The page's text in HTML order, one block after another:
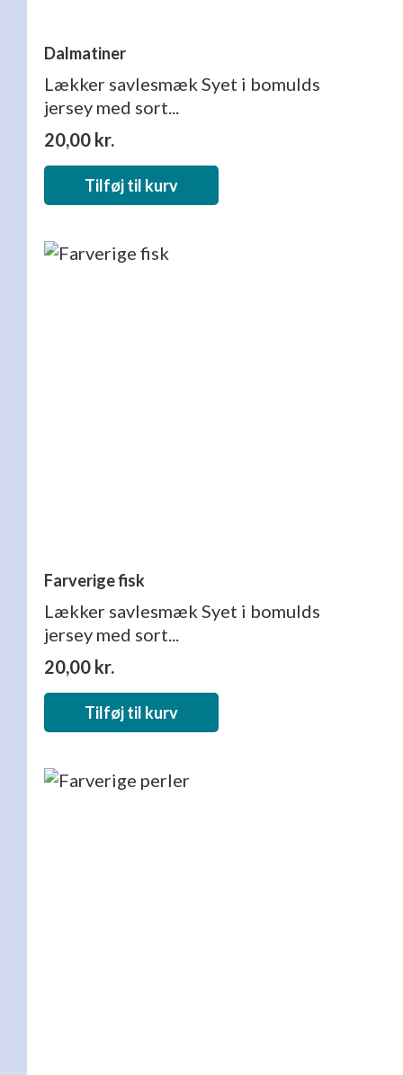
Dalmatiner
Lækker savlesmæk Syet i bomulds
jersey med sort...
20,00 kr.
Tilføj til kurv
Farverige fisk
Lækker savlesmæk Syet i bomulds
jersey med sort...
20,00 kr.
Tilføj til kurv